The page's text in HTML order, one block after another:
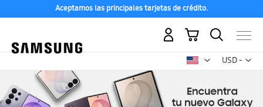
Aceptamos las principales tarjetas de crédito.
USD -
dólar
Mi carrito